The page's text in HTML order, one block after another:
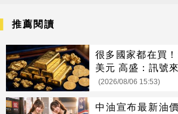
推薦閱讀
很多國家都在買
美元 高盛：訊號
(2026/08/06 15:53)
中油宣布最新油